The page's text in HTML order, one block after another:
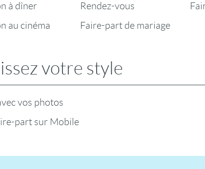
à dîner
au cinéma
Rendez-vous
Faire-part de mariage
votre style
vos photos
part sur Mobile